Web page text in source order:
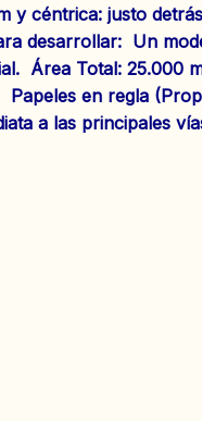
céntrica: justo
desarrollar: Un
Área Total: 25.000
en regla
a las principales